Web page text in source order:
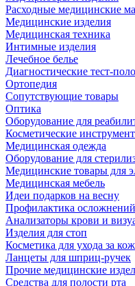
Расходные медицинские
Медицинские изделия
Медицинская техника
Интимные изделия
Лечебное белье
Диагностические тест-
Ортопедия
Сопутствующие товары
Оптика
Оборудование для
Косметические
Медицинская одежда
Оборудование для
Медицинские товары для
Медицинская мебель
Идеи подарков на весну
Профилактика осложнений
Анализаторы крови и
Изделия для стоп
Косметика для ухода за
Ланцеты для шприц-ручек
Прочие медицинские
Средства для полости рта